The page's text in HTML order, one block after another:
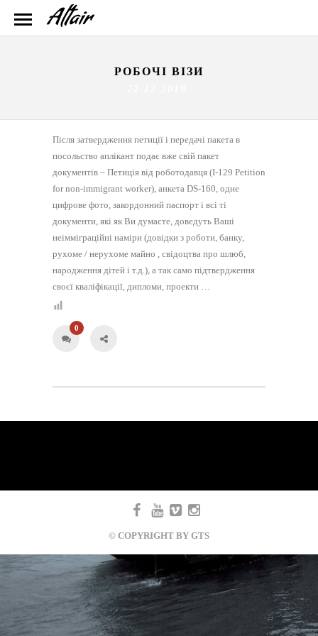
РОБОЧІ ВІЗИ
Після затвердження петиції і передачі пакета в
посольство аплікант подає вже свій пакет
документів – Петиція від роботодавця (I-129 Petition
for non-immigrant worker), анкета DS-160, одне
цифрове фото, закордонний паспорт і всі ті
документи, які як Ви думаєте, доведуть Ваші
неімміграційні наміри (довідки з роботи, банку,
рухоме / нерухоме майно , свідоцтва про шлюб,
народження дітей і т.д.), а так само підтвердження
своєї кваліфікації, дипломи, проекти …
0
© COPYRIGHT BY GTS